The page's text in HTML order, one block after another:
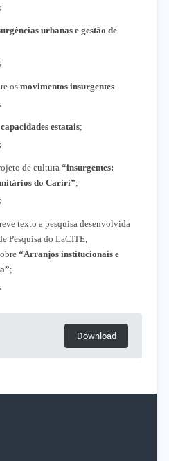
urbanas e gestão de
os movimentos insurgentes
capacidades estatais;
de cultura “insurgentes:
do Cariri”;
texto a pesquisa desenvolvida
Pesquisa do LaCITE,
“Arranjos institucionais e
;
Download